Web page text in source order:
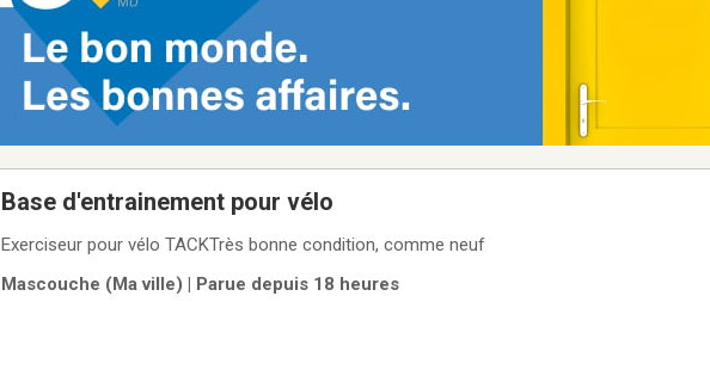
Base d'entrainement pour vélo
Exerciseur pour vélo TACKTrès bonne condition, comme neuf
Mascouche (Ma ville) | Parue depuis 18 heures